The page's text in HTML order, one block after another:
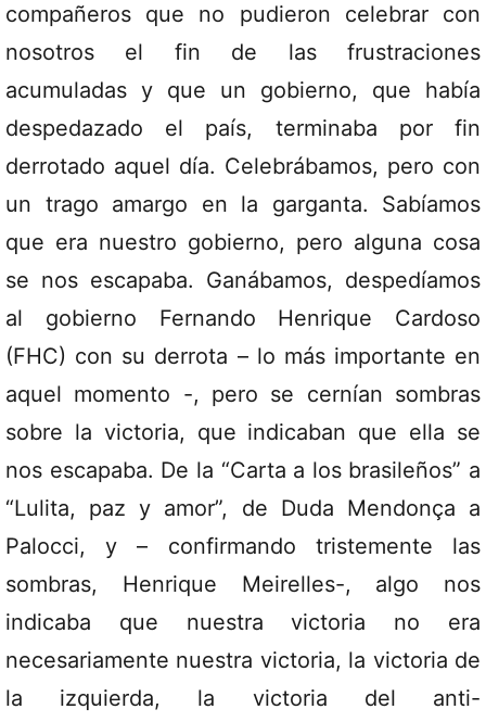
compañeros que no pudieron celebrar con
nosotros el fin de las frustraciones
acumuladas y que un gobierno, que había
despedazado el país, terminaba por fin
derrotado aquel día. Celebrábamos, pero con
un trago amargo en la garganta. Sabíamos
que era nuestro gobierno, pero alguna cosa
se nos escapaba. Ganábamos, despedíamos
al gobierno Fernando Henrique Cardoso
(FHC) con su derrota – lo más importante en
aquel momento -, pero se cernían sombras
sobre la victoria, que indicaban que ella se
nos escapaba. De la “Carta a los brasileños” a
“Lulita, paz y amor”, de Duda Mendonça a
Palocci, y – confirmando tristemente las
sombras, Henrique Meirelles-, algo nos
indicaba que nuestra victoria no era
necesariamente nuestra victoria, la victoria de
la izquierda, la victoria del anti-